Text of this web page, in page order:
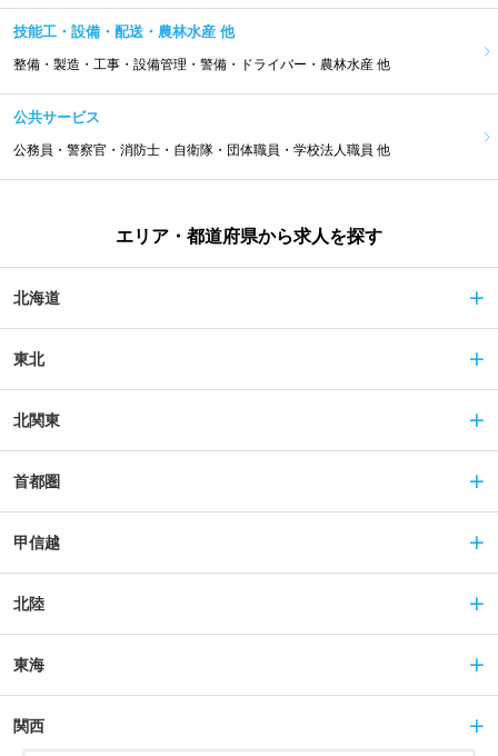
技能工・設備・配送・農林水産 他
整備・製造・工事・設備管理・警備・ドライバー・農林水産 他
公共サービス
公務員・警察官・消防士・自衛隊・団体職員・学校法人職員 他
エリア・都道府県から求人を探す
北海道
東北
北関東
首都圏
甲信越
北陸
東海
関西